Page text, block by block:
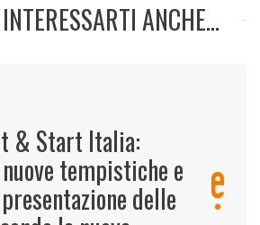
ANCHE...
& Start Italia:
tempistiche e
delle